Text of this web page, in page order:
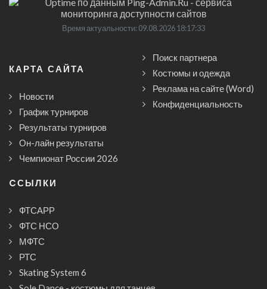
Время актуальности: 09.08.2026 18:17:33
КАРТА САЙТА
Новости
График турниров
Результаты турниров
Он-лайн результаты
Чемпионат России 2026
Поиск партнера
Костюмы и одежда
Реклама на сайте (Word)
Конфиденциальность
CСЫЛКИ
ФТСАРР
ФТС НСО
МФТС
РТС
Skating System 6